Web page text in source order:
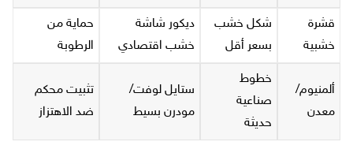
قشرة
خشبية
شكل خشب
بسعر أقل
ديكور شاشة
خشب اقتصادي
حماية من
الرطوبة
ألمنيوم/
معدن
خطوط
صناعية
حديثة
ستايل لوفت/
مودرن بسيط
تثبيت محكم
ضد الاهتزاز